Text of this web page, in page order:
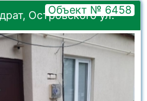
Островского ул.
Объект № 6458